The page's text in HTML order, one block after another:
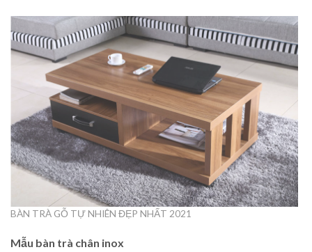
BÀN TRÀ GỖ TỰ NHIÊN ĐẸP NHẤT 2021
Mẫu bàn trà chân inox